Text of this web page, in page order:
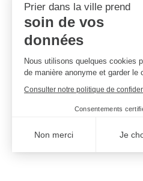
Prier dans la ville prend
soin de vos
données
Nous utilisons quelques cookies
de manière anonyme et garder le
Consulter notre politique de
Consentements
Non merci Je